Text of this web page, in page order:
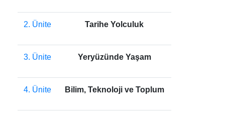
2. Ünite Tarihe Yolculuk
3. Ünite Yeryüzünde Yaşam
4. Ünite Bilim, Teknoloji ve Toplum